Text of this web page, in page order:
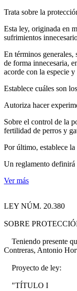
Trata sobre la
Esta ley, originada en
sufrimientos
En términos generales,
de forma innecesaria,
acorde con la especie
Establece cuáles son
Autoriza hacer
Sobre el control de la
fertilidad de perros y
Por último, establece
Un reglamento definirá
Ver más
LEY NÚM. 20.380
SOBRE
Teniendo presente
Contreras, Antonio
Proyecto de ley:
"TÍTULO I